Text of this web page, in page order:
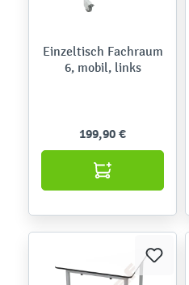
Einzeltisch Fachraum
6, mobil, links
199,90 €